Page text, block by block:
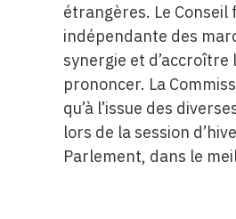
étrangères. Le
indépendante des
synergie et
prononcer. La
qu’à l’issue des
lors de la session
Parlement, dans le